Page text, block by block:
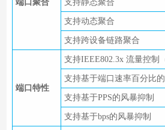
端口聚合 支持静态聚合
支持动态聚合
支持跨设备链路聚合
端口特性
支持IEEE802.3x 流量控制
支持基于端口速率百分比
支持基于PPS的风暴抑制
支持基于bps的风暴抑制